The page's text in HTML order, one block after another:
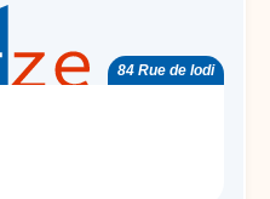
84 Rue de lodi